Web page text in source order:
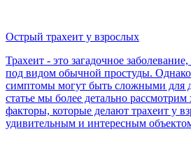
Острый трахеит у взрослых
Трахеит - это загадочное
под видом обычной простуды. Однако
симптомы могут быть сложными для
статье мы более детально
факторы, которые делают трахеит у
удивительным и интересным